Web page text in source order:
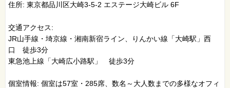
住所: 東京都品川区大崎3-5-2 エステージ大崎ビル 6F
交通アクセス:
JR山手線・埼京線・湘南新宿ライン、りんかい線「大崎駅」西
口 徒歩3分
東急池上線「大崎広小路駅」 徒歩3分
個室情報: 個室は57室・285席、数名～大人数までの多様なオフィ